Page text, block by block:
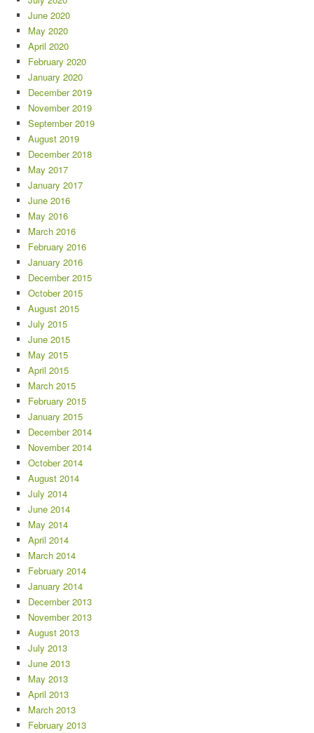
June 2020
May 2020
April 2020
February 2020
January 2020
December 2019
November 2019
September 2019
August 2019
December 2018
May 2017
January 2017
June 2016
May 2016
March 2016
February 2016
January 2016
December 2015
October 2015
August 2015
July 2015
June 2015
May 2015
April 2015
March 2015
February 2015
January 2015
December 2014
November 2014
October 2014
August 2014
July 2014
June 2014
May 2014
April 2014
March 2014
February 2014
January 2014
December 2013
November 2013
August 2013
July 2013
June 2013
May 2013
April 2013
March 2013
February 2013